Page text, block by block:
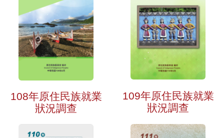
108年原住民族就業
狀況調查
109年原住民族就業
狀況調查